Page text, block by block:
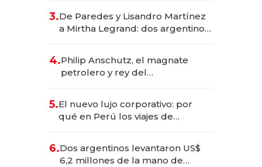
las marcas "fast premium"
3.De Paredes y Lisandro Martínez
a Mirtha Legrand: dos argentinos
4.Philip Anschutz, el magnate
petrolero y rey del
Fénix
5.El nuevo lujo corporativo: por
qué en Perú los viajes de
para convertirse en experiencias
transformadoras
6.Dos argentinos levantaron US$
6,2 millones de la mano de